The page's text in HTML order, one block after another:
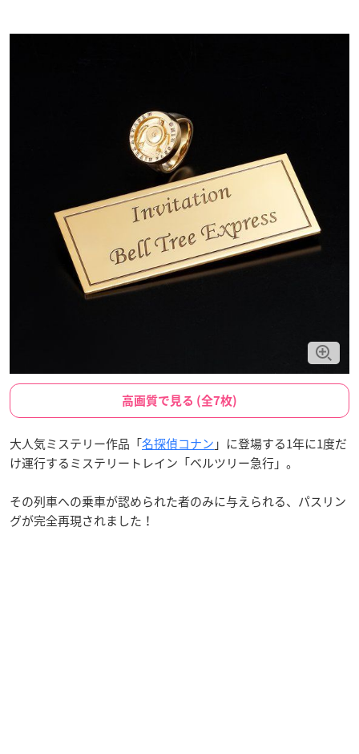
高画質で見る (全7枚)
大人気ミステリー作品「名探偵コナン 」に登場する1年に1度だ
け運行するミステリートレイン「ベルツリー急行」。
その列車への乗車が認められた者のみに与えられる、パスリン
グが完全再現されました！